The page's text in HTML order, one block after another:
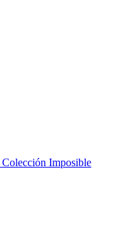
Colección Imposible